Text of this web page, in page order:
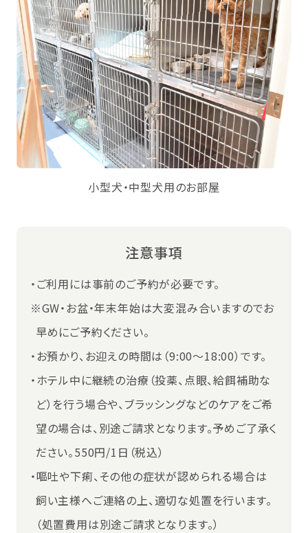
小型犬・中型犬用のお部屋
注意事項
・ご利用には事前のご予約が必要です。
※GW・お盆・年末年始は大変混み合いますのでお
早めにご予約ください。
・お預かり、お迎えの時間は（9:00～18:00）です。
・ホテル中に継続の治療（投薬、点眼、給餌補助な
ど）を行う場合や、ブラッシングなどのケアをご希
望の場合は、別途ご請求となります。予めご了承く
ださい。550円/1日（税込）
・嘔吐や下痢、その他の症状が認められる場合は
飼い主様へご連絡の上、適切な処置を行います。
（処置費用は別途ご請求となります。）